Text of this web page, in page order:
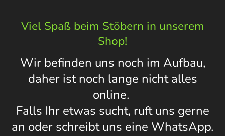
Viel Spaß beim Stöbern in unserem
Shop!
Wir befinden uns noch im Aufbau,
daher ist noch lange nicht alles
online.
Falls Ihr etwas sucht, ruft uns gerne
an oder schreibt uns eine WhatsApp.